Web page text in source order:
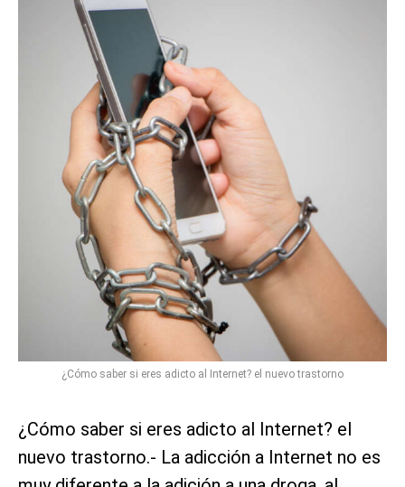
¿Cómo saber si eres adicto al Internet? el nuevo trastorno
¿Cómo saber si eres adicto al Internet? el
nuevo trastorno.- La adicción a Internet no es